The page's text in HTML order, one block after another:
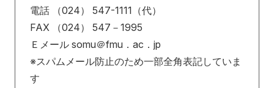
電話 （024） 547-1111（代）
FAX （024） 547－1995
Ｅメール somu＠fmu．ac．jp
※スパムメール防止のため一部全角表記していま
す